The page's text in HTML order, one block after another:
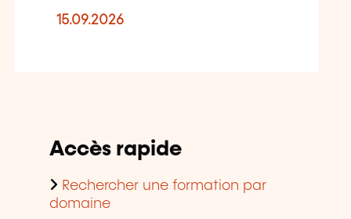
15.09.2026
Accès rapide
Rechercher une formation par
domaine